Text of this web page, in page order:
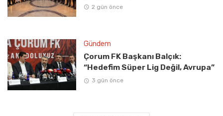
2 gün önce
Gündem
Çorum FK Başkanı Balçık:
“Hedefim Süper Lig Değil, Avrupa”
3 gün önce